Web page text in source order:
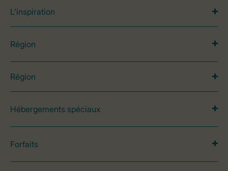
L’inspiration
Région
Région
Hébergements spéciaux
Forfaits